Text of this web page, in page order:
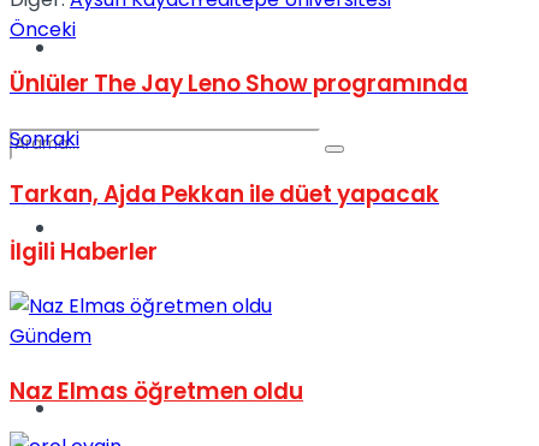
Dünya
Müzik
No Result
View All Result
Önceki
Ünlüler The Jay Leno Show programında
Sonraki
Tarkan, Ajda Pekkan ile düet yapacak
İlgili Haberler
Gündem
Naz Elmas öğretmen oldu